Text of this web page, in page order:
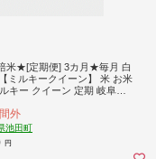
米★[定期便] 3カ月★毎月 白
ミルキークイーン】 米 お米
キー クイーン 定期 岐阜県
外
池田町
円